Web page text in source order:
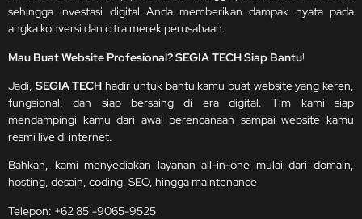
sehingga investasi digital Anda memberikan dampak nyata pada
angka konversi dan citra merek perusahaan.
Mau Buat Website Profesional? SEGIA TECH Siap Bantu!
Jadi, SEGIA TECH hadir untuk bantu kamu buat website yang keren,
fungsional, dan siap bersaing di era digital. Tim kami siap
mendampingi kamu dari awal perencanaan sampai website kamu
resmi live di internet.
Bahkan, kami menyediakan layanan all-in-one mulai dari domain,
hosting, desain, coding, SEO, hingga maintenance
Telepon: +62 851-9065-9525